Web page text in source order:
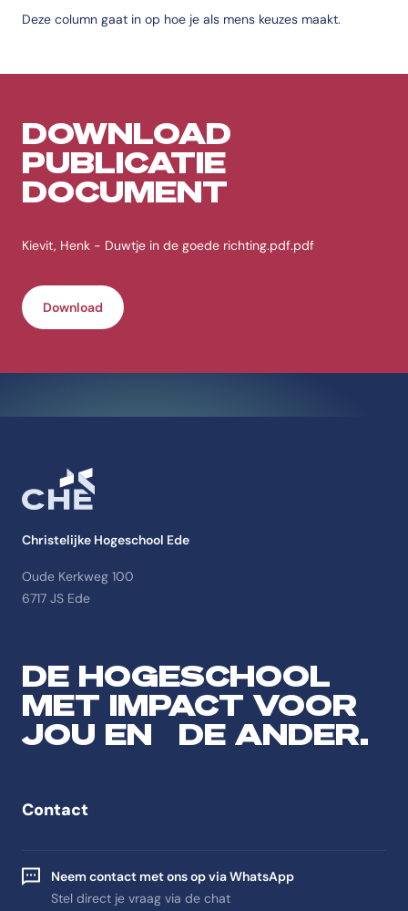
Deze column gaat in op hoe je als mens keuzes maakt.
DOWNLOAD
PUBLICATIE
DOCUMENT
Kievit, Henk - Duwtje in de goede richting.pdf.pdf
Download
Christelijke Hogeschool Ede
Oude Kerkweg 100
6717 JS Ede
DE HOGESCHOOL
MET IMPACT VOOR
JOU EN DE ANDER.
Contact
Neem contact met ons op via WhatsApp
Stel direct je vraag via de chat